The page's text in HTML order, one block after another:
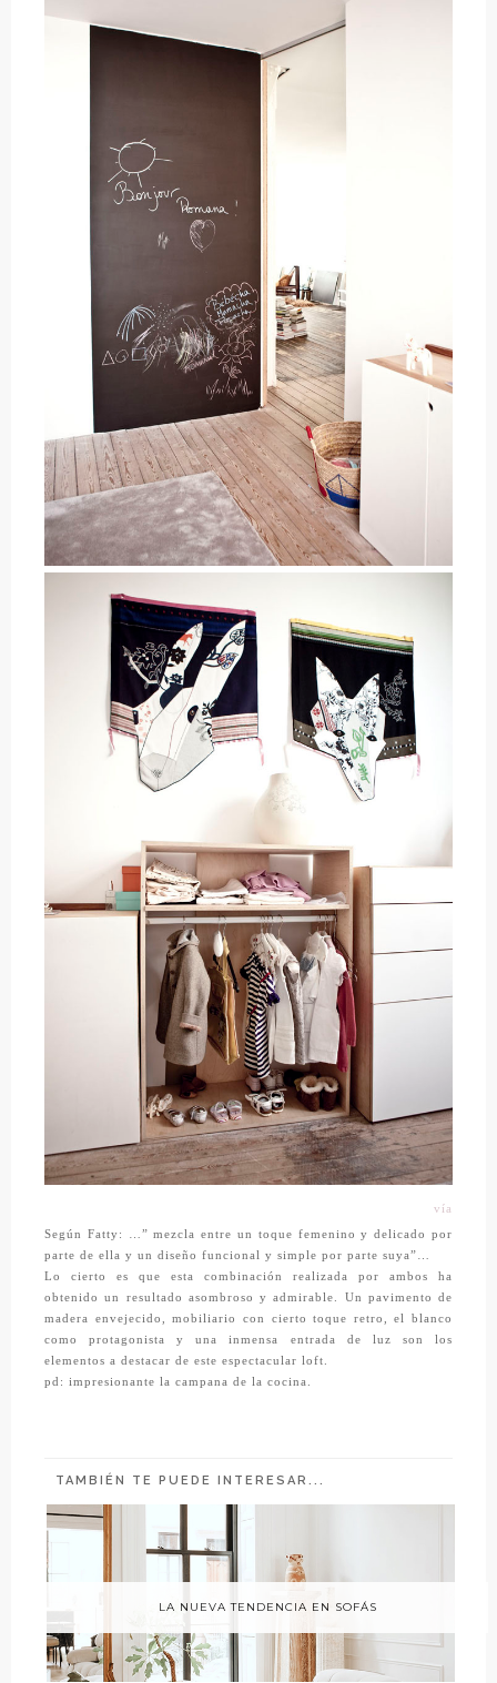
vía
Según Fatty: …” mezcla entre un toque femenino y delicado por
parte de ella y un diseño funcional y simple por parte suya”…
Lo cierto es que esta combinación realizada por ambos ha
obtenido un resultado asombroso y admirable. Un pavimento de
madera envejecido, mobiliario con cierto toque retro, el blanco
como protagonista y una inmensa entrada de luz son los
elementos a destacar de este espectacular loft.
pd: impresionante la campana de la cocina.
TAMBIÉN TE PUEDE INTERESAR...
LA NUEVA TENDENCIA EN SOFÁS